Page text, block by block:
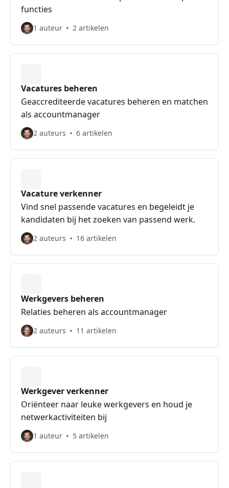
functies
1 auteur 2 artikelen
Vacatures beheren
Geaccrediteerde vacatures beheren en matchen
als accountmanager
2 auteurs 6 artikelen
Vacature verkenner
Vind snel passende vacatures en begeleidt je
kandidaten bij het zoeken van passend werk.
2 auteurs 16 artikelen
Werkgevers beheren
Relaties beheren als accountmanager
2 auteurs 11 artikelen
Werkgever verkenner
Oriënteer naar leuke werkgevers en houd je
netwerkactiviteiten bij
1 auteur 5 artikelen